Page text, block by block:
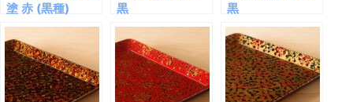
塗 赤 (黒種)
黒
黒